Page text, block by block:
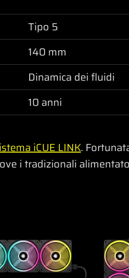
Tipo 5
140 mm
Dinamica dei fluidi
10 anni
iCUE LINK.
i tradizionali